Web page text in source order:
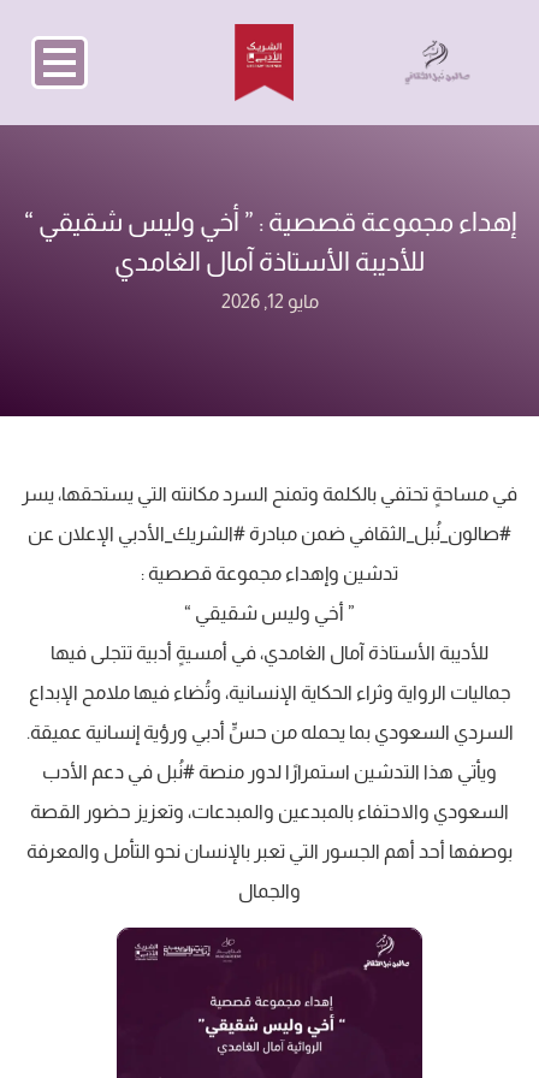
إهداء مجموعة قصصية : ‏” أخي وليس شقيقي “
‏للأديبة الأستاذة آمال الغامدي
مايو 12, 2026
‏في مساحةٍ تحتفي بالكلمة وتمنح السرد مكانته التي يستحقها، يسر
⁧‫#صالون_نُبل_الثقافي‬⁩ ضمن مبادرة ⁧‫#الشريك_الأدبي‬⁩ الإعلان عن
تدشين وإهداء مجموعة قصصية :
‏” أخي وليس شقيقي “
‏للأديبة الأستاذة آمال الغامدي، في أمسيةٍ أدبية تتجلى فيها
جماليات الرواية وثراء الحكاية الإنسانية، وتُضاء فيها ملامح الإبداع
السردي السعودي بما يحمله من حسٍّ أدبي ورؤية إنسانية عميقة.
‏ويأتي هذا التدشين استمرارًا لدور منصة ⁧‫#نُبل‬⁩ في دعم الأدب
السعودي والاحتفاء بالمبدعين والمبدعات، وتعزيز حضور القصة
بوصفها أحد أهم الجسور التي تعبر بالإنسان نحو التأمل والمعرفة
والجمال